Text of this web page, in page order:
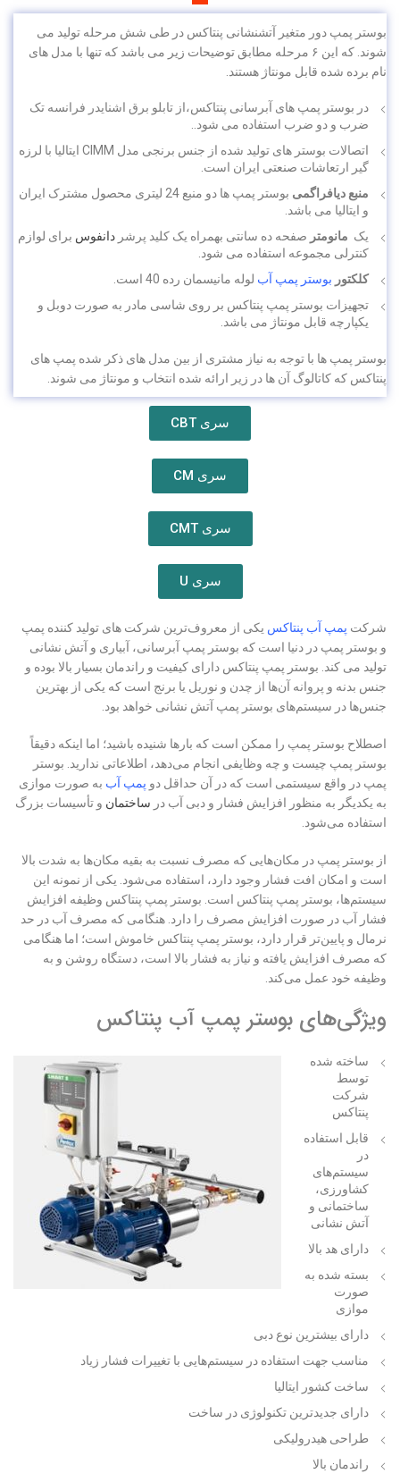
بوستر پمپ دور متغیر آتشنشانی پنتاکس در طی شش مرحله تولید می
شوند. که این ۶ مرحله مطابق توضیحات زیر می باشد که تنها با مدل های
نام برده شده قابل مونتاژ هستند.
در بوستر پمپ های آبرسانی پنتاکس،از تابلو برق اشنایدر فرانسه تک
ضرب و دو ضرب استفاده می شود..
اتصالات بوستر های تولید شده از جنس برنجی مدل CIMM ایتالیا با لرزه
گیر ارتعاشات صنعتی ایران است.
منبع دیافراگمی
بوستر پمپ ها دو منبع 24 لیتری محصول مشترک ایران
و ایتالیا می باشد.
یک مانومتر صفحه ده سانتی بهمراه یک کلید پرشر دانفوس برای لوازم
کنترلی مجموعه استفاده می شود.
کلکتور بوستر پمپ آب لوله مانیسمان رده 40 است.
تجهیزات بوستر پمپ پنتاکس بر روی شاسی مادر به صورت دوبل و
یکپارچه قابل مونتاژ می باشد.
بوستر پمپ ها با توجه به نیاز مشتری از بین مدل های ذکر شده پمپ های
پنتاکس که کاتالوگ آن ها در زیر ارائه شده انتخاب و مونتاژ می شوند.
سری CBT
سری CM
سری CMT
سری U
شرکت پمپ آب پنتاکس یکی از معروف‌ترین شرکت های تولید کننده پمپ
و بوستر پمپ در دنیا است که بوستر پمپ آبرسانی، آبیاری و آتش نشانی
تولید می کند. بوستر پمپ پنتاکس دارای کیفیت و راندمان بسیار بالا بوده و
جنس بدنه و پروانه آن‌ها از چدن و نوریل یا برنج است که یکی از بهترین
جنس‌ها در سیستم‌های بوستر پمپ آتش نشانی خواهد بود.
اصطلاح بوستر پمپ را ممکن است که بارها شنیده باشید؛ اما اینکه دقیقاً
بوستر پمپ چیست و چه وظایفی انجام می‌دهد، اطلاعاتی ندارید. بوستر
پمپ در واقع سیستمی است که در آن حداقل دو پمپ آب به صورت موازی
به یکدیگر به منظور افزایش فشار و دبی آب در ساختمان و تأسیسات بزرگ
استفاده می‌شود.
از بوستر پمپ در مکان‌هایی که مصرف نسبت به بقیه مکان‌ها به شدت بالا
است و امکان افت فشار وجود دارد، استفاده می‌شود. یکی از نمونه این
سیستم‌ها، بوستر پمپ پنتاکس است. بوستر پمپ پنتاکس وظیفه افزایش
فشار آب در صورت افزایش مصرف را دارد. هنگامی که مصرف آب در حد
نرمال و پایین‌تر قرار دارد، بوستر پمپ پنتاکس خاموش است؛ اما هنگامی
که مصرف افزایش یافته و نیاز به فشار بالا است، دستگاه روشن و به
وظیفه خود عمل می‌کند.
ویژگی‌های بوستر پمپ آب پنتاکس
ساخته شده
توسط
شرکت
پنتاکس
قابل استفاده
در
سیستم‌های
کشاورزی،
ساختمانی و
آتش نشانی
دارای هد بالا
بسته شده به
صورت
موازی
دارای بیشترین نوع دبی
مناسب جهت استفاده در سیستم‌هایی با تغییرات فشار زیاد
ساخت کشور ایتالیا
دارای جدیدترین تکنولوژی در ساخت
طراحی هیدرولیکی
راندمان بالا